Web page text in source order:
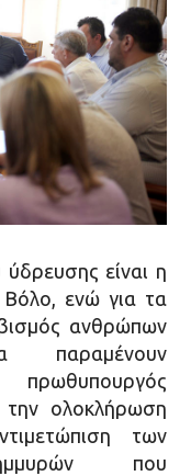
είναι η
ενώ για τα
ανθρώπων
παραμένουν
πρωθυπουργός
την ολοκλήρωση
των
που